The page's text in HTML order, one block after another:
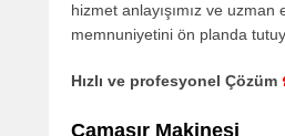
hizmet anlayışımız ve
memnuniyetini ön planda
Hızlı ve profesyonel Çözüm
Çamaşır Makinesi